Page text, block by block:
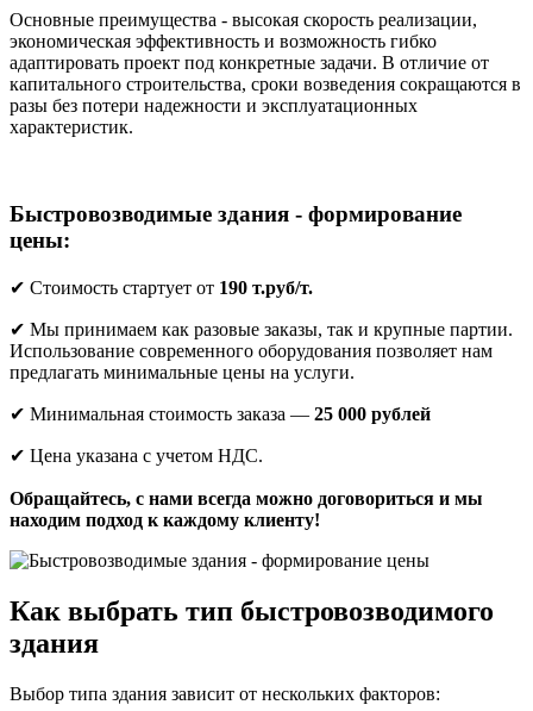
Основные преимущества - высокая скорость реализации,
экономическая эффективность и возможность гибко
адаптировать проект под конкретные задачи. В отличие от
капитального строительства, сроки возведения сокращаются в
разы без потери надежности и эксплуатационных
характеристик.
Быстровозводимые здания - формирование
цены:
✔ Стоимость стартует от 190 т.руб/т.
✔ Мы принимаем как разовые заказы, так и крупные партии.
Использование современного оборудования позволяет нам
предлагать минимальные цены на услуги.
✔ Минимальная стоимость заказа — 25 000 рублей
✔ Цена указана с учетом НДС.
Обращайтесь, с нами всегда можно договориться и мы
находим подход к каждому клиенту!
Как выбрать тип быстровозводимого
здания
Выбор типа здания зависит от нескольких факторов: